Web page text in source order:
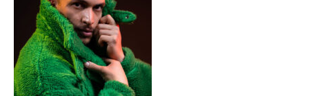
SEMANA SANTA
BLOG
SOBRE LM